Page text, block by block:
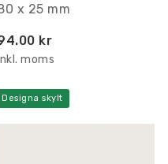
x 25 mm
kr
Inkl. moms
Designa skylt